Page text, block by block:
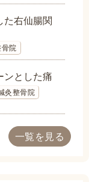
た右仙腸関
院
ンとした痛
灸整骨院
一覧を見る